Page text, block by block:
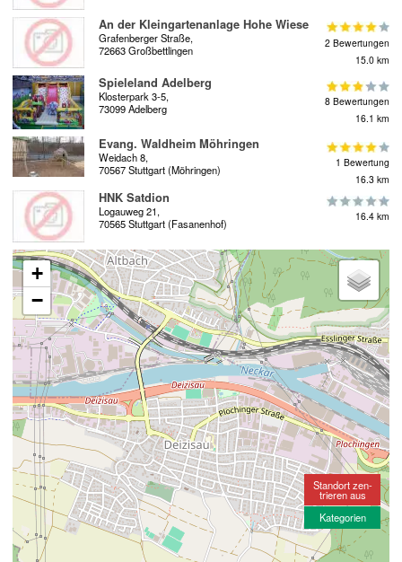
An der Kleingartenanlage Hohe Wiese
Grafenberger Straße,
72663 Großbettlingen
2 Bewertungen
15.0 km
Spieleland Adelberg
Klosterpark 3-5,
73099 Adelberg
8 Bewertungen
16.1 km
Evang. Waldheim Möhringen
Weidach 8,
70567 Stuttgart (Möhringen)
1 Bewertung
16.3 km
HNK Satdion
Logauweg 21,
70565 Stuttgart (Fasanenhof)
16.4 km
+
−
Standort zen-
trieren aus
Kategorien